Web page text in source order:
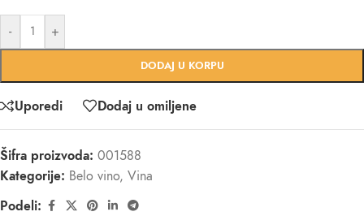
- +
DODAJ U KORPU
Uporedi Dodaj u omiljene
Šifra proizvoda: 001588
Kategorije: Belo vino, Vina
Podeli: